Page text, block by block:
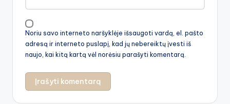
Noriu savo interneto naršyklėje išsaugoti vardą, el. pašto
adresą ir interneto puslapį, kad jų nebereiktų įvesti iš
naujo, kai kitą kartą vėl norėsiu parašyti komentarą.